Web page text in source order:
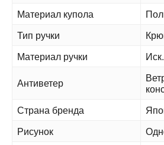
Материал купола
Тип ручки
Материал ручки
Антиветер
Страна бренда
Рисунок